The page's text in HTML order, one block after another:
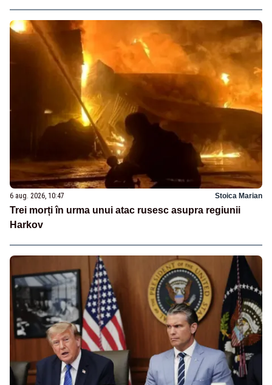
6 aug. 2026, 10:47 Stoica Marian
Trei morți în urma unui atac rusesc asupra regiunii
Harkov